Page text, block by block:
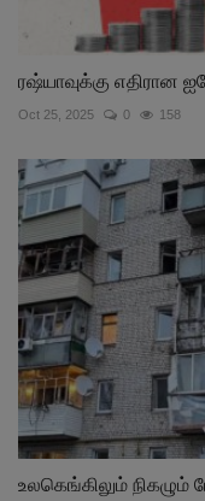
ரஷ்யாவுக்கு எதிரான
Oct 25, 2025 0 158
உலகெங்கிலும்